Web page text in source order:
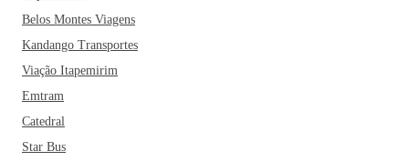
Belos Montes Viagens
Kandango Transportes
Viação Itapemirim
Emtram
Catedral
Star Bus